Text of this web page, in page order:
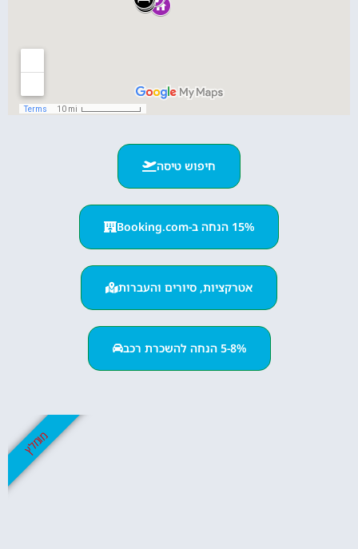
חיפוש טיסה
15% הנחה ב-Booking.com
אטרקציות, סיורים והעברות
5-8% הנחה להשכרת רכב
מומלץ